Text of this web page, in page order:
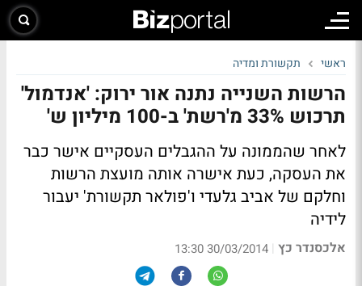
ראשי תקשורת ומדיה
הרשות השנייה נתנה אור ירוק: 'אנדמול'
תרכוש 33% מ'רשת' ב-100 מיליון ש'
לאחר שהממונה על ההגבלים העסקיים אישר כבר
את העסקה, כעת אישרה אותה מועצת הרשות
וחלקם של אביב גלעדי ו'פולאר תקשורת' יעבור
לידיה
אלכסנדר כץ |
30/03/2014 13:30